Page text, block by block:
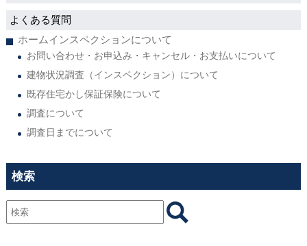
よくある質問
ホームインスペクションについて
お問い合わせ・お申込み・キャンセル・お支払いについて
建物状況調査（インスペクション）について
既存住宅かし保証保険について
調査について
調査日までについて
検索